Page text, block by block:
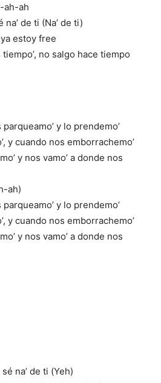
ah-ah
de ti (Na’ de ti)
estoy free
no salgo hace tiempo
y lo prendemo’
y cuando nos emborrachemo’
y nos vamo’ a donde nos
ah)
y lo prendemo’
y cuando nos emborrachemo’
y nos vamo’ a donde nos
na’ de ti (Yeh)